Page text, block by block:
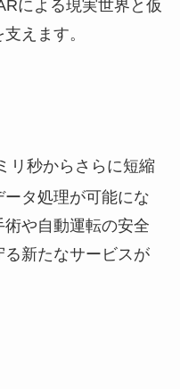
による現実世界と仮
えます。
リ秒からさらに短縮
タ処理が可能にな
術や自動運転の安全
新たなサービスが